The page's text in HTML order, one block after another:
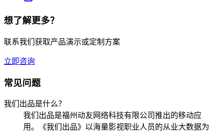
想了解更多？
联系我们获取产品演示或定制方案
立即咨询
常见问题
我们出品是什么？
我们出品是福州动友网络科技有限公司推出的移动应
用。《我们出品》以海量影视职业人员的从业大数据为